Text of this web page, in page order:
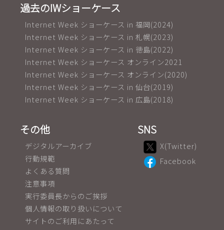
過去のIWショーケース
Internet Week ショーケース in 福岡(2024)
Internet Week ショーケース in 札幌(2023)
Internet Week ショーケース in 徳島(2022)
Internet Week ショーケース オンライン2021
Internet Week ショーケース オンライン(2020)
Internet Week ショーケース in 仙台(2019)
Internet Week ショーケース in 広島(2018)
その他
デジタルアーカイブ
行動規範
よくある質問
注意事項
実行委員長からのご挨拶
個人情報の取り扱いについて
サイトのご利用にあたって
SNS
X(Twitter)
Facebook